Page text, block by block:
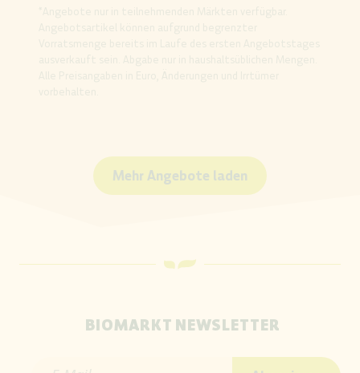
Mehr Angebote laden
BIOMARKT NEWSLETTER